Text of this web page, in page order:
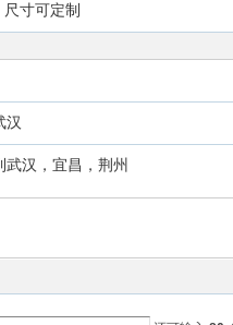
寸可定制
汉
汉，宜昌，荆州